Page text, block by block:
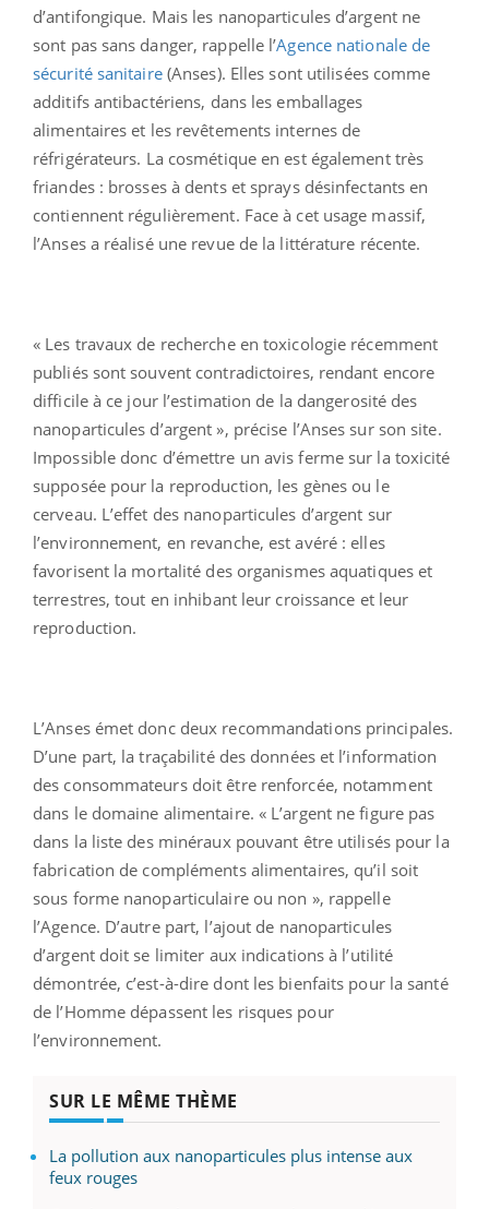
d’antifongique. Mais les nanoparticules d’argent ne
sont pas sans danger, rappelle l’Agence nationale de
sécurité sanitaire(Anses). Elles sont utilisées comme
additifs antibactériens, dans les emballages
alimentaires et les revêtements internes de
réfrigérateurs. La cosmétique en est également très
friandes : brosses à dents et sprays désinfectants en
contiennent régulièrement. Face à cet usage massif,
l’Anses a réalisé une revue de la littérature récente.
« Les travaux de recherche en toxicologie récemment
publiés sont souvent contradictoires, rendant encore
difficile à ce jour l’estimation de la dangerosité des
nanoparticules d’argent », précise l’Anses sur son site.
Impossible donc d’émettre un avis ferme sur la toxicité
supposée pour la reproduction, les gènes ou le
cerveau. L’effet des nanoparticules d’argent sur
l’environnement, en revanche, est avéré : elles
favorisent la mortalité des organismes aquatiques et
terrestres, tout en inhibant leur croissance et leur
reproduction.
L’Anses émet donc deux recommandations principales.
D’une part, la traçabilité des données et l’information
des consommateurs doit être renforcée, notamment
dans le domaine alimentaire. « L’argent ne figure pas
dans la liste des minéraux pouvant être utilisés pour la
fabrication de compléments alimentaires, qu’il soit
sous forme nanoparticulaire ou non », rappelle
l’Agence. D’autre part, l’ajout de nanoparticules
d’argent doit se limiter aux indications à l’utilité
démontrée, c’est-à-dire dont les bienfaits pour la santé
de l’Homme dépassent les risques pour
l’environnement.
SUR LE MÊME THÈME
La pollution aux nanoparticules plus intense aux
feux rouges